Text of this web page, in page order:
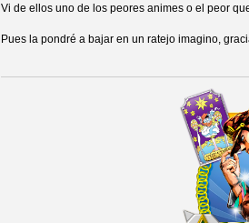
Vi de ellos uno de los peores animes o el peor
Pues la pondré a bajar en un ratejo imagino,